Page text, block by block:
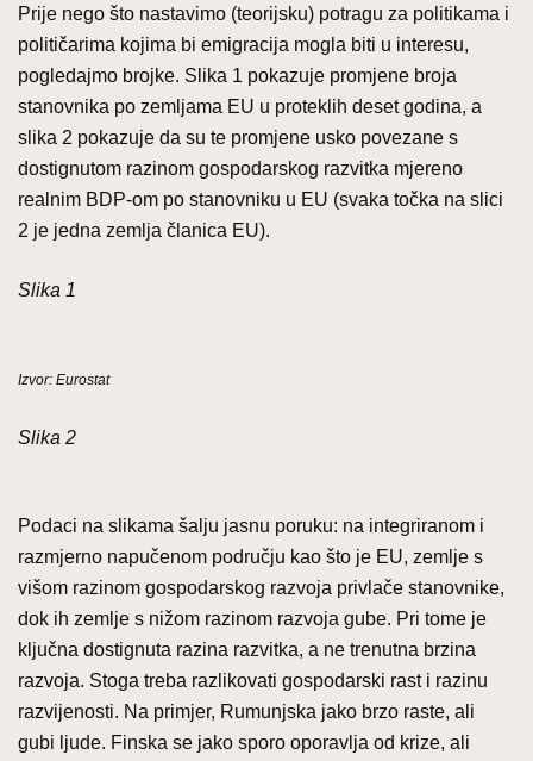
Prije nego što nastavimo (teorijsku) potragu za politikama i
političarima kojima bi emigracija mogla biti u interesu,
pogledajmo brojke. Slika 1 pokazuje promjene broja
stanovnika po zemljama EU u proteklih deset godina, a
slika 2 pokazuje da su te promjene usko povezane s
dostignutom razinom gospodarskog razvitka mjereno
realnim BDP-om po stanovniku u EU (svaka točka na slici
2 je jedna zemlja članica EU).
Slika 1
Izvor: Eurostat
Slika 2
Podaci na slikama šalju jasnu poruku: na integriranom i
razmjerno napučenom području kao što je EU, zemlje s
višom razinom gospodarskog razvoja privlače stanovnike,
dok ih zemlje s nižom razinom razvoja gube. Pri tome je
ključna dostignuta razina razvitka, a ne trenutna brzina
razvoja. Stoga treba razlikovati gospodarski rast i razinu
razvijenosti. Na primjer, Rumunjska jako brzo raste, ali
gubi ljude. Finska se jako sporo oporavlja od krize, ali